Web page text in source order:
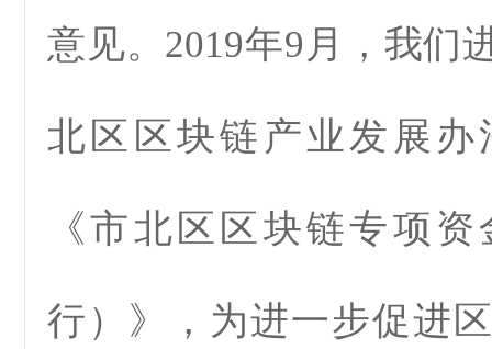
意见。2019年9月，我们
北区区块链产业发展办
《市北区区块链专项
行）》，为进一步促进